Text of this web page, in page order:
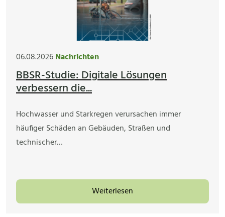
06.08.2026Nachrichten
BBSR-Studie: Digitale Lösungen
verbessern die...
Hochwasser und Starkregen verursachen immer
häufiger Schäden an Gebäuden, Straßen und
technischer…
Weiterlesen